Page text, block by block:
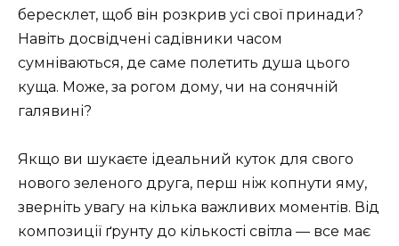
бересклет, щоб він розкрив усі свої принади?
Навіть досвідчені садівники часом
сумніваються, де саме полетить душа цього
куща. Може, за рогом дому, чи на сонячній
галявині?
Якщо ви шукаєте ідеальний куток для свого
нового зеленого друга, перш ніж копнути яму,
зверніть увагу на кілька важливих моментів. Від
композиції ґрунту до кількості світла — все має